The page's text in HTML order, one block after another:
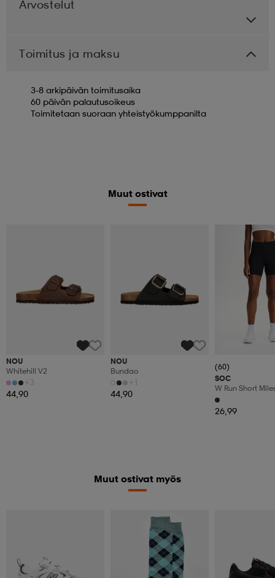
Arvostelut
Toimitus ja maksu
3-8 arkipäivän toimitusaika
60 päivän palautusoikeus
Toimitetaan suoraan yhteistyökumppanilta
Muut ostivat
NOU
Whitehill V2
+3
44,90
NOU
Bundao
+1
44,90
(60)
SOC
W Run Short
26,99
Muut ostivat myös